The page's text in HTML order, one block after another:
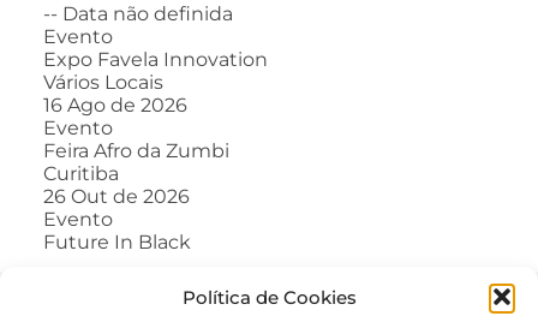
Política de Cookies
-- Data não definida
Evento
Expo Favela Innovation
Vários Locais
16 Ago de 2026
Evento
Feira Afro da Zumbi
Curitiba
26 Out de 2026
Evento
Future In Black